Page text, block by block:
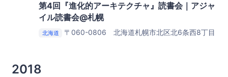
第4回『進化的アーキテクチャ』読書会｜アジャ
イル読書会@札幌
北海道
〒060-0806 北海道札幌市北区北6条西8丁目
2018